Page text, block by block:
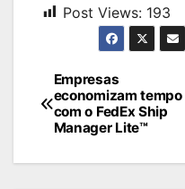
Post Views: 193
Navegação
de
Post
Empresas
economizam tempo
com o FedEx Ship
Manager Lite™